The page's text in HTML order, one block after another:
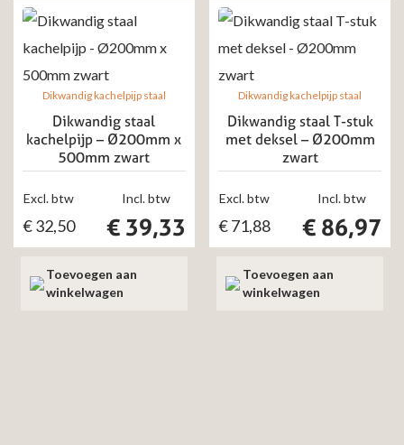
Dikwandig kachelpijp staal
Dikwandig staal
kachelpijp – Ø200mm x
500mm zwart
Incl. btw
€39,33
Excl. btw
€32,50
Toevoegen aan
winkelwagen
Dikwandig kachelpijp staal
Dikwandig staal T-stuk
met deksel – Ø200mm
zwart
Incl. btw
€ 86,97
Excl. btw
€71,88
Toevoegen aan
winkelwagen